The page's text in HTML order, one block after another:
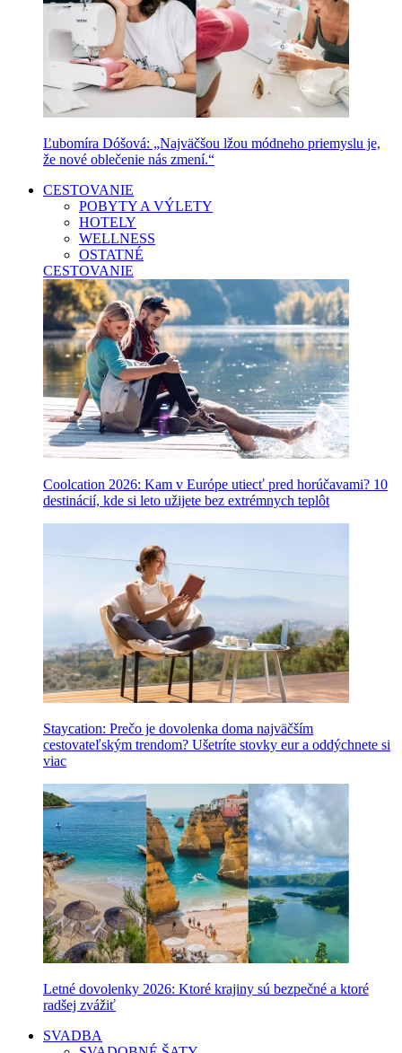
Ľubomíra Dóšová: „Najväčšou lžou módneho priemyslu je,
že nové oblečenie nás zmení.“
CESTOVANIE
POBYTY A VÝLETY
HOTELY
WELLNESS
OSTATNÉ
CESTOVANIE
Coolcation 2026: Kam v Európe utiecť pred horúčavami? 10
destinácií, kde si leto užijete bez extrémnych teplôt
Staycation: Prečo je dovolenka doma najväčším
cestovateľským trendom? Ušetríte stovky eur a oddýchnete si
viac
Letné dovolenky 2026: Ktoré krajiny sú bezpečné a ktoré
radšej zvážiť
SVADBA